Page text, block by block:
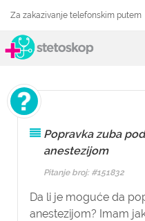
Za zakazivanje telefonskim putem
Popravka zuba
anestezijom
Pitanje broj: #151832
Da li je moguće da
anestezijom? Imam